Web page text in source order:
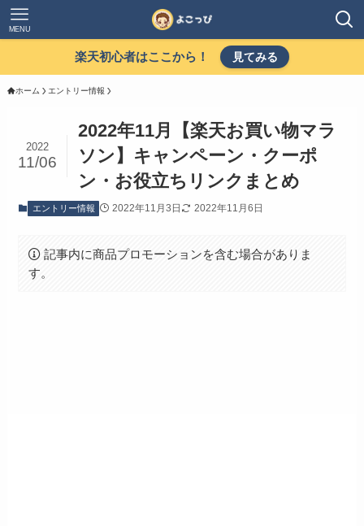
MENU
楽天初心者はここから！ 見てみる
ホーム エントリー情報
2022年11月【楽天お買い物マラ
ソン】キャンペーン・クーポ
ン・お役立ちリンクまとめ
2022
11/06
エントリー情報 2022年11月3日 2022年11月6日
記事内に商品プロモーションを含む場合がありま
す。